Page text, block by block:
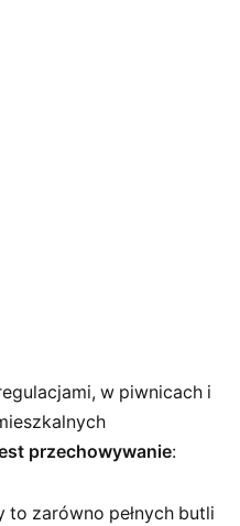
w piwnicach i
przechowywanie:
to zarówno pełnych butli